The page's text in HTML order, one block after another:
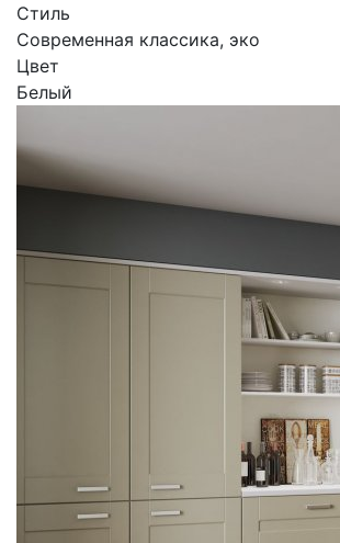
Стиль
Современная классика, эко
Цвет
Белый